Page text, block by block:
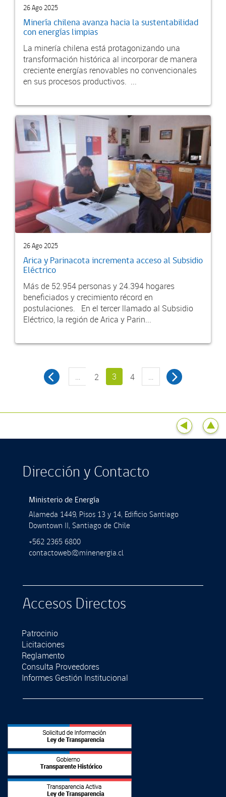
26 Ago 2025
Minería chilena avanza hacia la sustentabilidad
con energías limpias
La minería chilena está protagonizando una
transformación histórica al incorporar de manera
creciente energías renovables no convencionales
en sus procesos productivos. ...
26 Ago 2025
Arica y Parinacota incrementa acceso al Subsidio
Eléctrico
Más de 52.954 personas y 24.394 hogares
beneficiados y crecimiento récord en
postulaciones. En el tercer llamado al Subsidio
Eléctrico, la región de Arica y Parin...
… 2 3 4 …
Dirección y Contacto
Ministerio de Energía
Alameda 1449, Pisos 13 y 14, Ediﬁcio Santiago
Downtown II, Santiago de Chile
+562 2365 6800
contactoweb@minenergia.cl
Accesos Directos
Patrocinio
Licitaciones
Reglamento
Consulta Proveedores
Informes Gestión Institucional